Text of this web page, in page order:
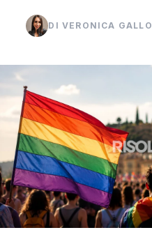
DI VERONICA GALLO